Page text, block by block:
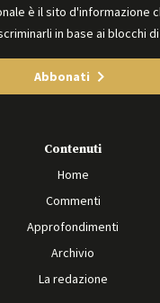
è il sito d'informazione
in base ai blocchi
Abbonati
Contenuti
Home
Commenti
Approfondimenti
Archivio
La redazione